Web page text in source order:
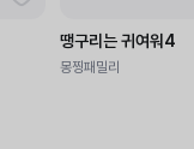
땡구리는 귀여워4
몽찡패밀리